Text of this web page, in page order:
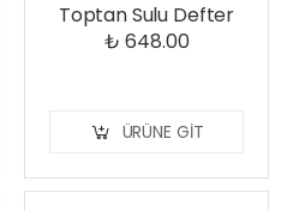
Toptan Sulu Defter
₺ 648.00
ÜRÜNE GIT